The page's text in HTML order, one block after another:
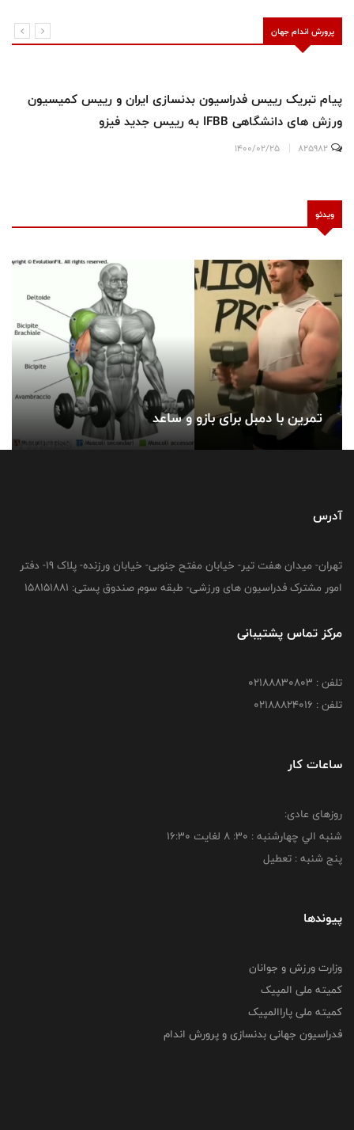
پرورش اندام جهان
٢طلا و ١ نقره براي تيم ٣ نفره ايران در رقابت هاي بادي كلاسيك
1108047
1399/03/16
ویدئو
تمرین با دمبل برای بازو و ساعد
آدرس
تهران- میدان هفت تیر- خیابان مفتح جنوبی- خیابان ورزنده- پلاک 19- دفتر
امور مشترک فدراسیون های ورزشی- طبقه سوم صندوق پستی: 158151881
مرکز تماس پشتیبانی
تلفن : 02188830803
تلفن : 02188824016
ساعات کار
روزهای عادی:
شنبه الي چهارشنبه : 30: 8 لغايت 16:30
پنج شنبه : تعطیل
پیوندها
وزارت ورزش و جوانان
کمیته ملی المپیک
کمیته ملی پاراالمپیک
فدراسیون جهانی بدنسازی و پرورش اندام